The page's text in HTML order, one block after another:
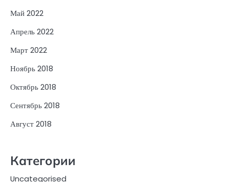
Май 2022
Апрель 2022
Март 2022
Ноябрь 2018
Октябрь 2018
Сентябрь 2018
Август 2018
Категории
Uncategorised